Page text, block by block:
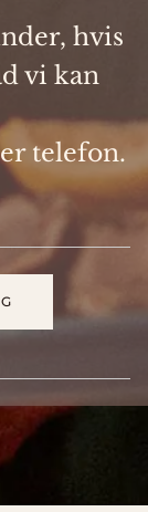
hvis
vi kan
telefon.